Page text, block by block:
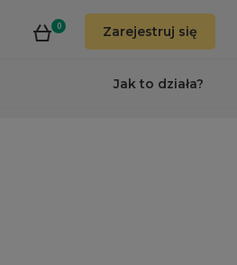
0 Zarejestruj się
Jak to działa?